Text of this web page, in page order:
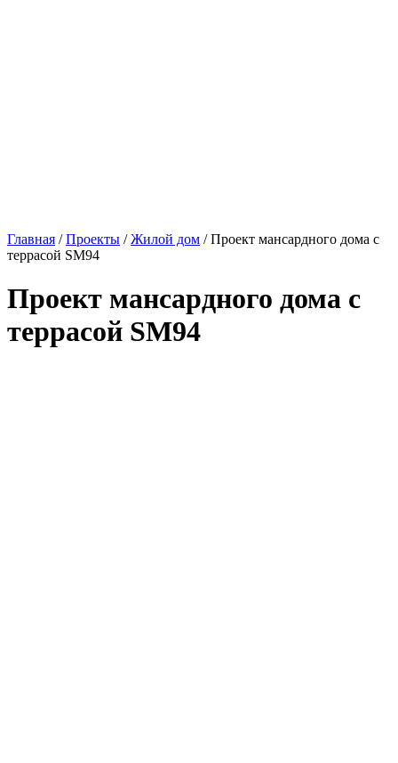
Главная /Проекты /Жилой дом / Проект мансардного дома с
террасой SM94
Проект мансардного дома с
террасой SM94